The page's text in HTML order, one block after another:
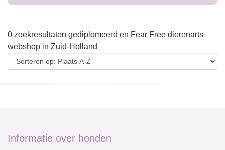
0 zoekresultaten gediplomeerd en Fear Free dierenarts
webshop in Zuid-Holland
Informatie over honden